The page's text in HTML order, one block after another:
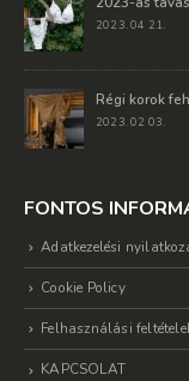
2023. 04 21.
Régi korok
2023. 02 03.
FONTOS
Adatkezelési
Cookie Policy
Felhasználási
KAPCSOLAT